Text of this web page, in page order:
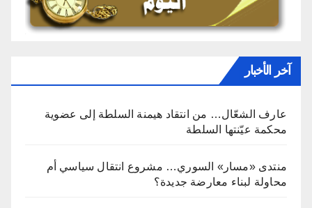
آخر الأخبار
عارف الشعّال… من انتقاد هيمنة السلطة إلى عضوية
محكمة عيّنتها السلطة
منتدى «مسار» السوري… مشروع انتقال سياسي أم
محاولة لبناء معارضة جديدة؟